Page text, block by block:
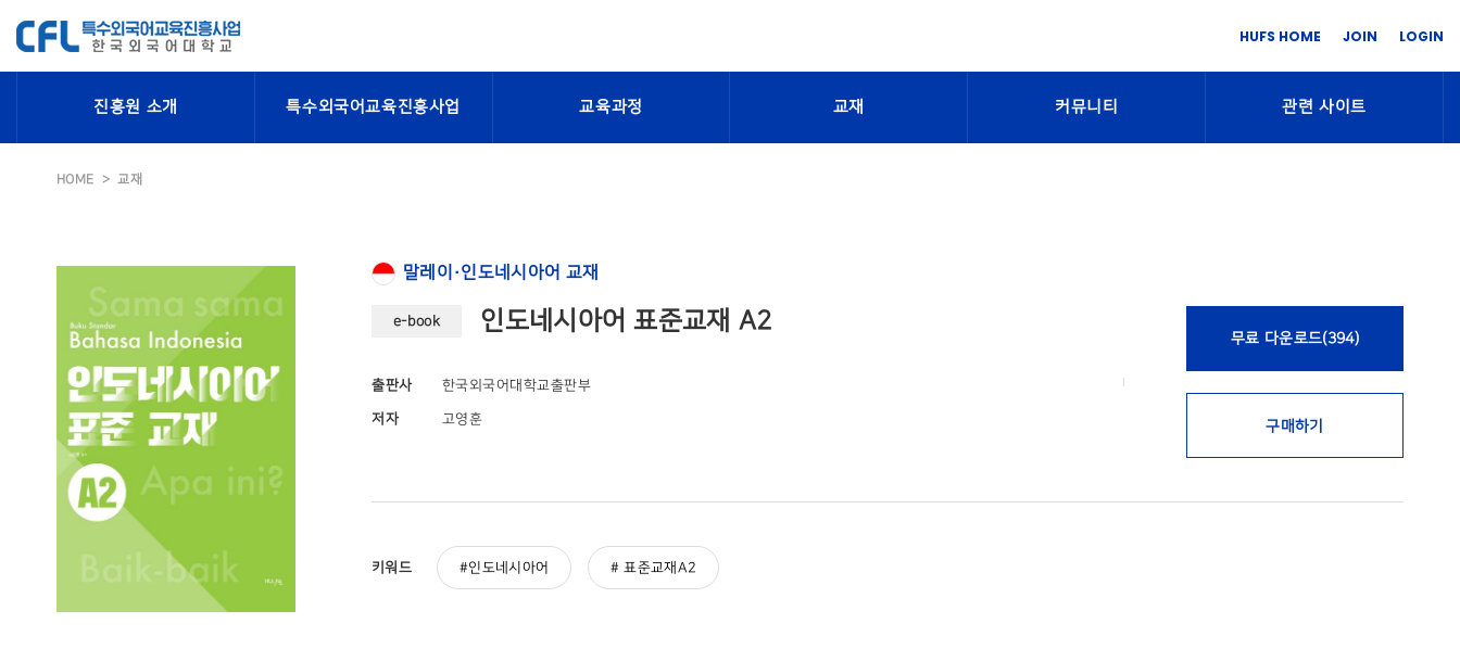
HUFS HOME JOIN LOGIN
진흥원 소개 특수외국어교육진흥사업 교육과정 교재 커뮤니티 관련 사이트
HOME 교재
말레이·인도네시아어 교재
e-book 인도네시아어 표준교재 A2
출판사 한국외국어대학교출판부
저자 고영훈
무료 다운로드(394)
구매하기
키워드 인도네시아어 표준교재A2